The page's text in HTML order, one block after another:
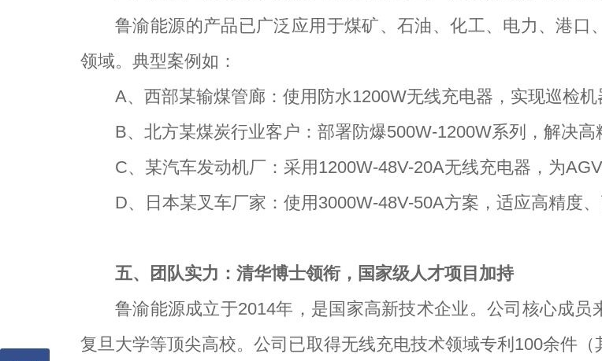
鲁渝能源的产品已广泛应用于煤矿、石油、化工、电力、港
领域。典型案例如：
A、西部某输煤管廊：使用防水1200W无线充电器，实现巡检
B、北方某煤炭行业客户：部署防爆500W-1200W系列，解决
C、某汽车发动机厂：采用1200W-48V-20A无线充电器，为
D、日本某叉车厂家：使用3000W-48V-50A方案，适应高精度
五、团队实力：清华博士领衔，国家级人才项目加持
鲁渝能源成立于2014年，是国家高新技术企业。公司核心成员
复旦大学等顶尖高校。公司已取得无线充电技术领域专利100余件